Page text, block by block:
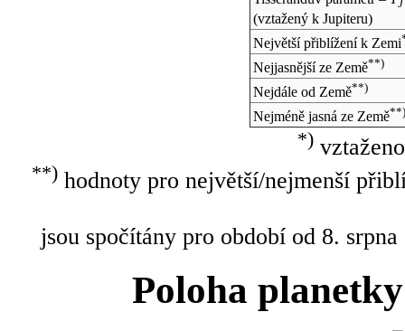
J
(vztažený k Jupiteru)
Největší přiblížení k Zemi
Nejjasnější ze Země**)
Nejdále od Země**)
Nejméně jasná ze Země**)
*)
**)hodnoty pro největší/nejmenší
jsou spočítány pro období od 8.
Poloha